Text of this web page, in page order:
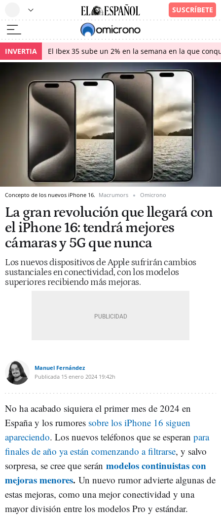
INVERTIA El Ibex 35 sube un 2% en la semana en la que
Concepto de los nuevos iPhone 16. Macrumors Omicrono
La gran revolución que llegará con
el iPhone 16: tendrá mejores
cámaras y 5G que nunca
Los nuevos dispositivos de Apple sufrirán cambios
sustanciales en conectividad, con los modelos
superiores recibiendo más mejoras.
Manuel Fernández
Publicada 15 enero 2024 19:42h
No ha acabado siquiera el primer mes de 2024 en
España y los rumores sobre los iPhone 16 siguen
apareciendo. Los nuevos teléfonos que se esperan para
finales de año ya están comenzando a filtrarse, y salvo
sorpresa, se cree que serán modelos continuistas con
mejoras menores. Un nuevo rumor advierte algunas de
estas mejoras, como una mejor conectividad y una
mayor división entre los modelos Pro y estándar.